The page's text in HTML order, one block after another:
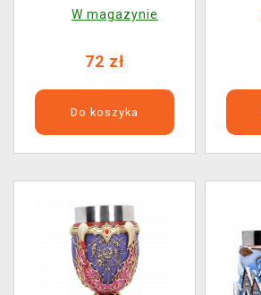
W magazynie
72 zł
Do koszyka